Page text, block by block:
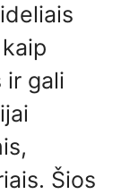
ir gali
Šios